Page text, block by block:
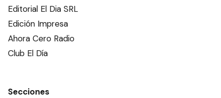
Editorial El Dia SRL
Edición Impresa
Ahora Cero Radio
Club El Día
Secciones